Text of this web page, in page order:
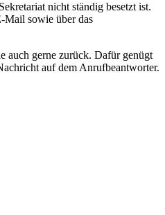
nicht ständig besetzt ist.
Mail sowie über das
auch gerne zurück. Dafür genügt
auf dem Anrufbeantworter.